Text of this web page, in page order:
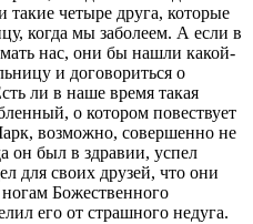
такие четыре друга, которые
когда мы заболеем. А если в
нас, они бы нашли какой-
и договориться о
ли в наше время такая
о котором повествует
возможно, совершенно не
он был в здравии, успел
для своих друзей, что они
Божественного
его от страшного недуга.